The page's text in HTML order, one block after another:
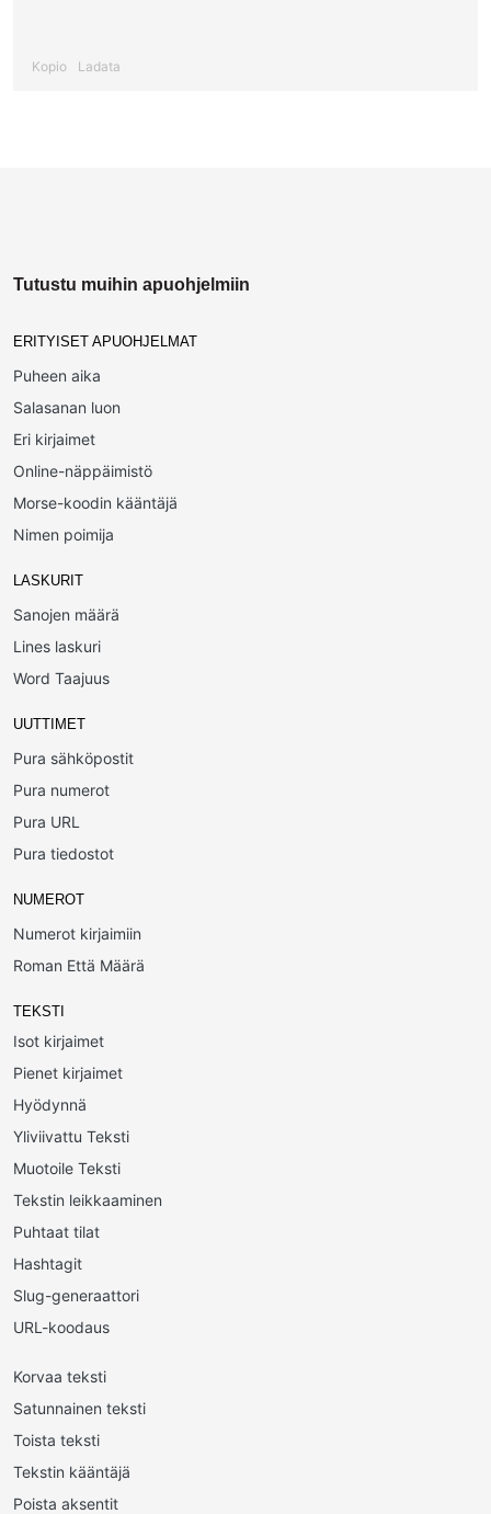
Kopio Ladata
Tutustu muihin apuohjelmiin
ERITYISET APUOHJELMAT
Puheen aika
Salasanan luon
Eri kirjaimet
Online-näppäimistö
Morse-koodin kääntäjä
Nimen poimija
LASKURIT
Sanojen määrä
Lines laskuri
Word Taajuus
UUTTIMET
Pura sähköpostit
Pura numerot
Pura URL
Pura tiedostot
NUMEROT
Numerot kirjaimiin
Roman Että Määrä
TEKSTI
Isot kirjaimet
Pienet kirjaimet
Hyödynnä
Yliviivattu Teksti
Muotoile Teksti
Tekstin leikkaaminen
Puhtaat tilat
Hashtagit
Slug-generaattori
URL-koodaus
Korvaa teksti
Satunnainen teksti
Toista teksti
Tekstin kääntäjä
Poista aksentit